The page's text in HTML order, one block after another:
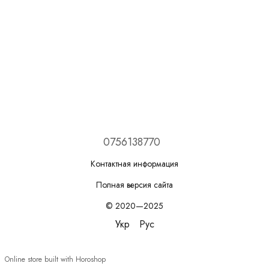
0756138770
Контактная информация
Полная версия сайта
© 2020—2025
Укр Рус
Online store built with Horoshop